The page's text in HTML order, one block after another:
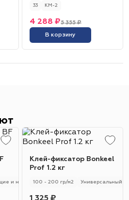
33 КМ-2
5 355 ₽
4 288 ₽
В корзину
и не впитывающие Универсальный
Клей-фиксатор Bonkeel
Prof 1.2 кг
100 - 200 гр/м2 Универсальный